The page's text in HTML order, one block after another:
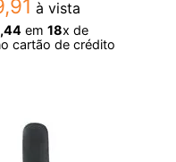
,91 à vista
,44em 18x de
cartão de crédito